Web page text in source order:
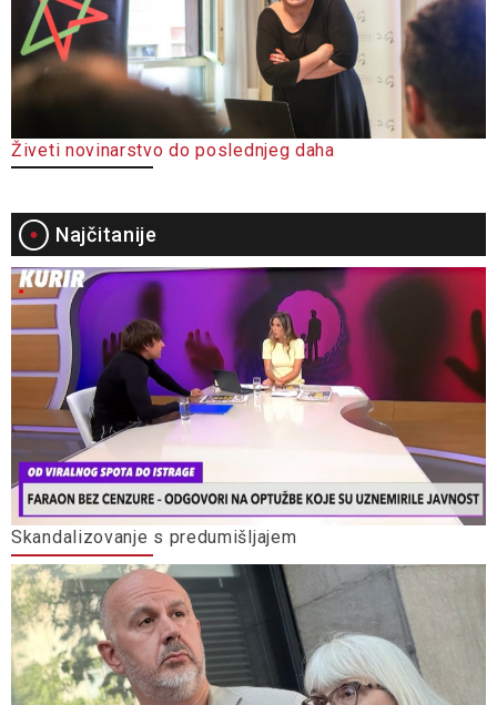
Živeti novinarstvo do poslednjeg daha
Najčitanije
Skandalizovanje s predumišljajem